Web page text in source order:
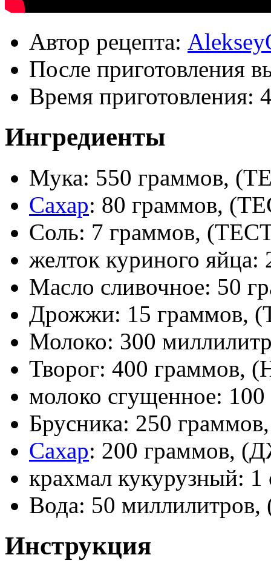
Автор рецепта:
После приготовления
Время приготовления:
Ингредиенты
Мука: 550 граммов,
Сахар: 80 граммов,
Соль: 7 граммов,
желток куриного
Масло сливочное: 50
Дрожжи: 15 граммов,
Молоко: 300
Творог: 400
молоко сгущенное:
Брусника: 250
Сахар: 200 граммов,
крахмал кукурузный:
Вода: 50
Инструкция